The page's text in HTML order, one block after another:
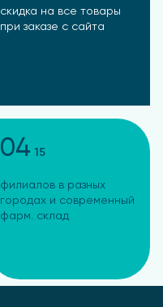
скидка на все товары
при заказе с сайта
04 15
филиалов в разных
городах и современный
фарм. склад